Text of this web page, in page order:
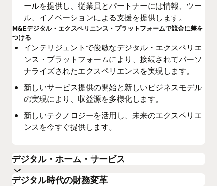
ールを提供し、従業員とパートナーには情報、ツー
ル、イノベーションによる支援を提供します。
M&Eデジタル・エクスペリエンス・プラットフォームで競合に差を
つける
インテリジェントで俊敏なデジタル・エクスペリエ
ンス・プラットフォームにより、接続されてパーソ
ナライズされたエクスペリエンスを実現します。
新しいサービス提供の開始と新しいビジネスモデル
の実現により、収益源を多様化します。
新しいテクノロジーを活用し、未来のエクスペリエ
ンスを今すぐ提供します。
デジタル・ホーム・サービス
デジタル時代の財務変革